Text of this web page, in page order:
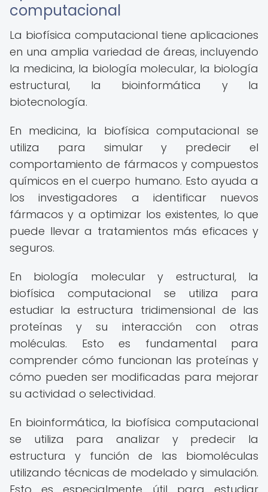
computacional
La biofísica computacional tiene aplicaciones
en una amplia variedad de áreas, incluyendo
la medicina, la biología molecular, la biología
estructural, la bioinformática y la
biotecnología.
En medicina, la biofísica computacional se
utiliza para simular y predecir el
comportamiento de fármacos y compuestos
químicos en el cuerpo humano. Esto ayuda a
los investigadores a identificar nuevos
fármacos y a optimizar los existentes, lo que
puede llevar a tratamientos más eficaces y
seguros.
En biología molecular y estructural, la
biofísica computacional se utiliza para
estudiar la estructura tridimensional de las
proteínas y su interacción con otras
moléculas. Esto es fundamental para
comprender cómo funcionan las proteínas y
cómo pueden ser modificadas para mejorar
su actividad o selectividad.
En bioinformática, la biofísica computacional
se utiliza para analizar y predecir la
estructura y función de las biomoléculas
utilizando técnicas de modelado y simulación.